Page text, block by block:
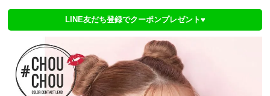
LINE友だち登録でクーポンプレゼント♥